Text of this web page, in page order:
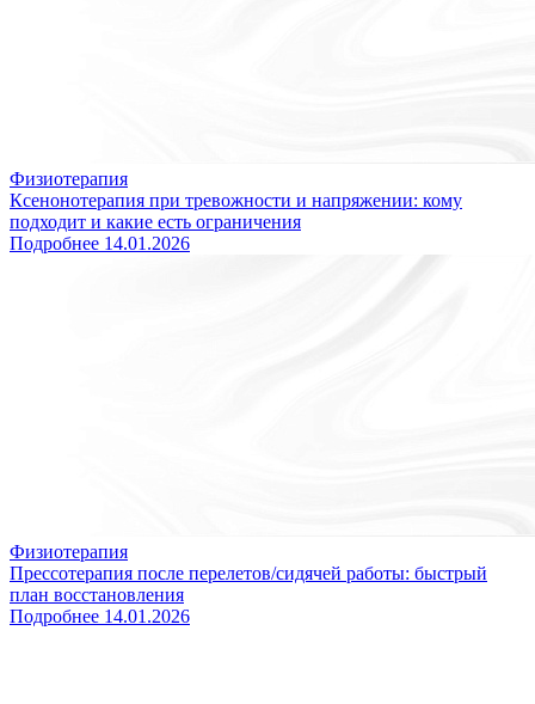
Физиотерапия
Ксенонотерапия при тревожности и напряжении: кому
подходит и какие есть ограничения
Подробнее 14.01.2026
Физиотерапия
Прессотерапия после перелетов/сидячей работы: быстрый
план восстановления
Подробнее 14.01.2026